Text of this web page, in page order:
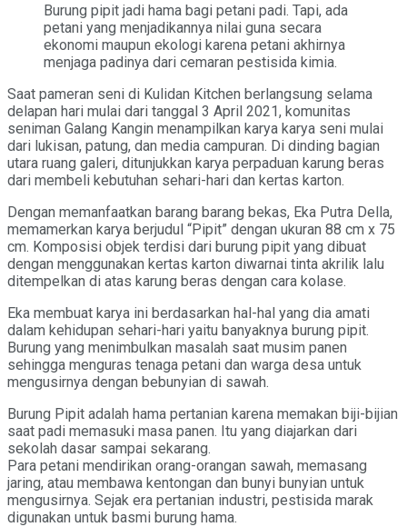
Burung pipit jadi hama bagi petani padi. Tapi, ada
petani yang menjadikannya nilai guna secara
ekonomi maupun ekologi karena petani akhirnya
menjaga padinya dari cemaran pestisida kimia.
Saat pameran seni di Kulidan Kitchen berlangsung selama
delapan hari mulai dari tanggal 3 April 2021, komunitas
seniman Galang Kangin menampilkan karya karya seni mulai
dari lukisan, patung, dan media campuran. Di dinding bagian
utara ruang galeri, ditunjukkan karya perpaduan karung beras
dari membeli kebutuhan sehari-hari dan kertas karton.
Dengan memanfaatkan barang barang bekas, Eka Putra Della,
memamerkan karya berjudul “Pipit” dengan ukuran 88 cm x 75
cm. Komposisi objek terdisi dari burung pipit yang dibuat
dengan menggunakan kertas karton diwarnai tinta akrilik lalu
ditempelkan di atas karung beras dengan cara kolase.
Eka membuat karya ini berdasarkan hal-hal yang dia amati
dalam kehidupan sehari-hari yaitu banyaknya burung pipit.
Burung yang menimbulkan masalah saat musim panen
sehingga menguras tenaga petani dan warga desa untuk
mengusirnya dengan bebunyian di sawah.
Burung Pipit adalah hama pertanian karena memakan biji-bijian
saat padi memasuki masa panen. Itu yang diajarkan dari
sekolah dasar sampai sekarang.
Para petani mendirikan orang-orangan sawah, memasang
jaring, atau membawa kentongan dan bunyi bunyian untuk
mengusirnya. Sejak era pertanian industri, pestisida marak
digunakan untuk basmi burung hama.